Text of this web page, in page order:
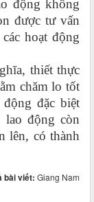
động không
được tư vấn
hoạt động
thiết thực
chăm lo tốt
đặc biệt
lao động còn
lên, có thành
bài viết: Giang Nam